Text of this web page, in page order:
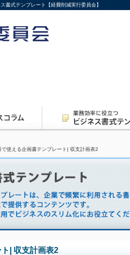
書式テンプレート【経費削減実行委員会】
で使える企画書テンプレート| 収支計画表2
| 収支計画表2